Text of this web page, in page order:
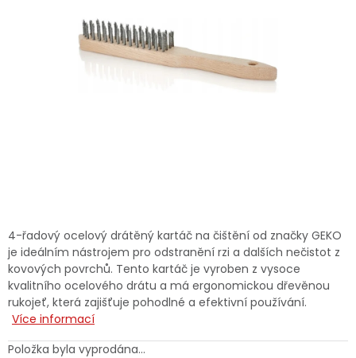
Dětská hřiště
Fotovoltaika
Výprodej
Značky
4-řadový ocelový drátěný kartáč na čištění od značky GEKO
je ideálním nástrojem pro odstranění rzi a dalších nečistot z
kovových povrchů. Tento kartáč je vyroben z vysoce
kvalitního ocelového drátu a má ergonomickou dřevěnou
rukojeť, která zajišťuje pohodlné a efektivní používání.
Více informací
Položka byla vyprodána…